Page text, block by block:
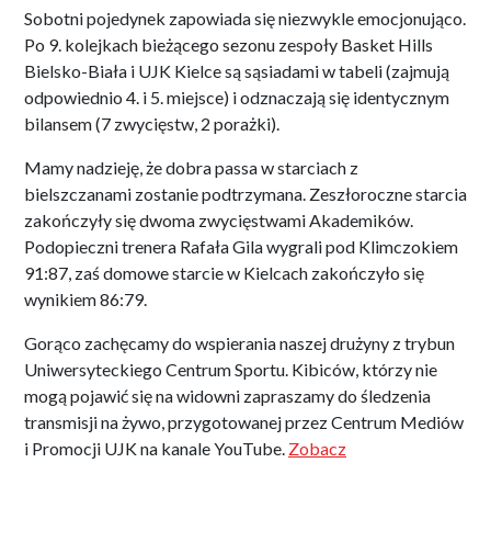
Sobotni pojedynek zapowiada się niezwykle emocjonująco.
Po 9. kolejkach bieżącego sezonu zespoły Basket Hills
Bielsko-Biała i UJK Kielce są sąsiadami w tabeli (zajmują
odpowiednio 4. i 5. miejsce) i odznaczają się identycznym
bilansem (7 zwycięstw, 2 porażki).
Mamy nadzieję, że dobra passa w starciach z
bielszczanami zostanie podtrzymana. Zeszłoroczne starcia
zakończyły się dwoma zwycięstwami Akademików.
Podopieczni trenera Rafała Gila wygrali pod Klimczokiem
91:87, zaś domowe starcie w Kielcach zakończyło się
wynikiem 86:79.
Gorąco zachęcamy do wspierania naszej drużyny z trybun
Uniwersyteckiego Centrum Sportu. Kibiców, którzy nie
mogą pojawić się na widowni zapraszamy do śledzenia
transmisji na żywo, przygotowanej przez Centrum Mediów
i Promocji UJK na kanale YouTube. Zobacz